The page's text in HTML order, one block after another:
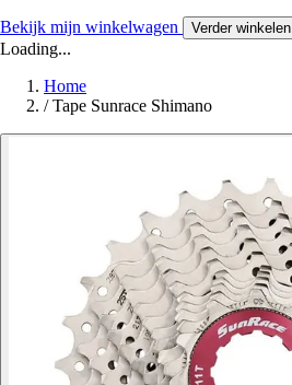
Bekijk mijn winkelwagen Verder winkelen
Loading...
Home
/ Tape Sunrace Shimano